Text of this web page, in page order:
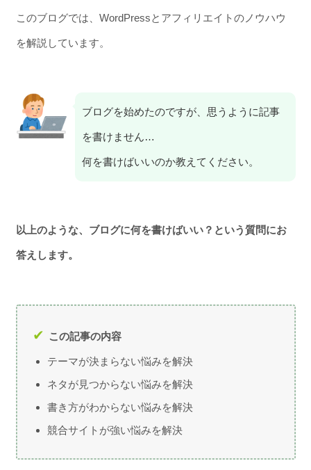
このブログでは、WordPressとアフィリエイトのノウハウ
を解説しています。
ブログを始めたのですが、思うように記事
を書けません…
何を書けばいいのか教えてください。
以上のような、ブログに何を書けばいい？という質問にお
答えします。
この記事の内容
テーマが決まらない悩みを解決
ネタが見つからない悩みを解決
書き方がわからない悩みを解決
競合サイトが強い悩みを解決